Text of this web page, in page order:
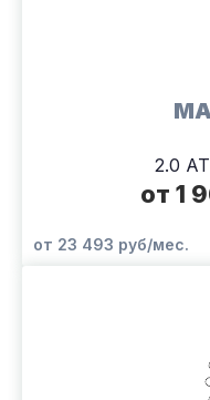
2.0
от 1
от 23 493 руб/мес.